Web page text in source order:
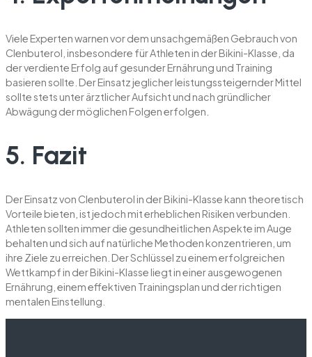
Viele Experten warnen vor dem unsachgemäßen Gebrauch von
Clenbuterol, insbesondere für Athleten in der Bikini-Klasse, da
der verdiente Erfolg auf gesunder Ernährung und Training
basieren sollte. Der Einsatz jeglicher leistungssteigernder Mittel
sollte stets unter ärztlicher Aufsicht und nach gründlicher
Abwägung der möglichen Folgen erfolgen.
5. Fazit
Der Einsatz von Clenbuterol in der Bikini-Klasse kann theoretisch
Vorteile bieten, ist jedoch mit erheblichen Risiken verbunden.
Athleten sollten immer die gesundheitlichen Aspekte im Auge
behalten und sich auf natürliche Methoden konzentrieren, um
ihre Ziele zu erreichen. Der Schlüssel zu einem erfolgreichen
Wettkampf in der Bikini-Klasse liegt in einer ausgewogenen
Ernährung, einem effektiven Trainingsplan und der richtigen
mentalen Einstellung.